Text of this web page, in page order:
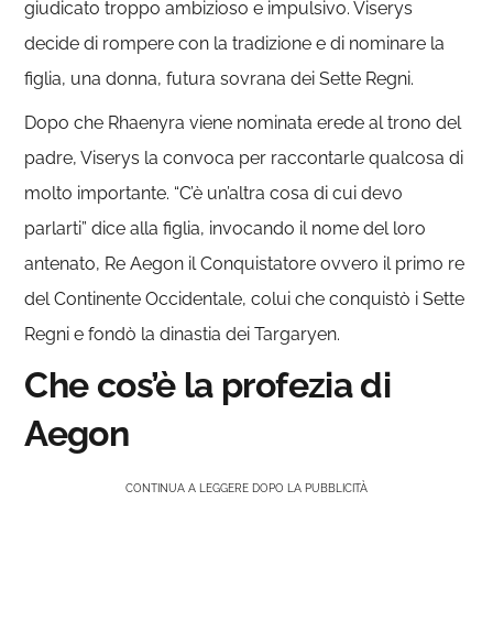
giudicato troppo ambizioso e impulsivo. Viserys
decide di rompere con la tradizione e di nominare la
figlia, una donna, futura sovrana dei Sette Regni.
Dopo che Rhaenyra viene nominata erede al trono del
padre, Viserys la convoca per raccontarle qualcosa di
molto importante. “C’è un’altra cosa di cui devo
parlarti” dice alla figlia, invocando il nome del loro
antenato, Re Aegon il Conquistatore ovvero il primo re
del Continente Occidentale, colui che conquistò i Sette
Regni e fondò la dinastia dei Targaryen.
Che cos’è la profezia di
Aegon
CONTINUA A LEGGERE DOPO LA PUBBLICITÀ